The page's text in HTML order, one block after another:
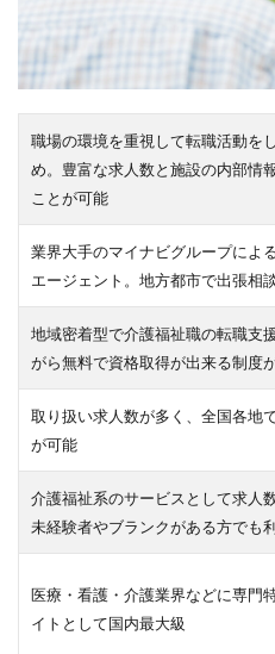
職場の環境を重視して転職活動を
め。豊富な求人数と施設の内部情
ことが可能
業界大手のマイナビグループによ
エージェント。地方都市で出張相
地域密着型で介護福祉職の転職支
がら無料で資格取得が出来る制度
取り扱い求人数が多く、全国各地
が可能
介護福祉系のサービスとして求人
未経験者やブランクがある方でも
医療・看護・介護業界などに専門
イトとして国内最大級